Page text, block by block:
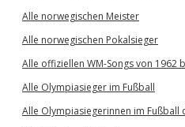
Alle norwegischen Meister
Alle norwegischen Pokalsieger
Alle offiziellen WM-Songs von 1962
Alle Olympiasieger im Fußball
Alle Olympiasiegerinnen im Fußball